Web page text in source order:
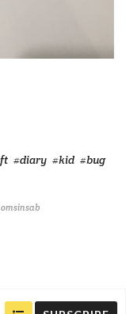
#diary #kid #bug